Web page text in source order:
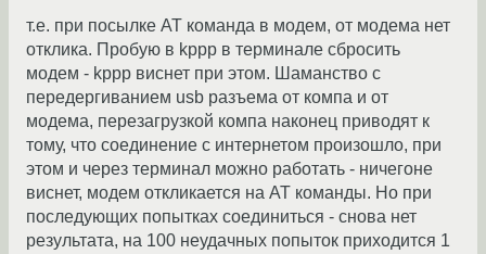
т.е. при посылке АТ команда в модем, от модема нет
отклика. Пробую в kppp в терминале сбросить
модем - kppp виснет при этом. Шаманство с
передергиванием usb разъема от компа и от
модема, перезагрузкой компа наконец приводят к
тому, что соединение с интернетом произошло, при
этом и через терминал можно работать - ничегоне
виснет, модем откликается на АТ команды. Но при
последующих попытках соединиться - снова нет
результата, на 100 неудачных попыток приходится 1